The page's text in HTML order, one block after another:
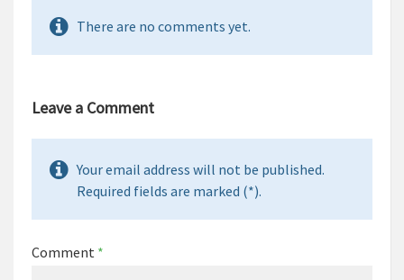
There are no comments yet.
Leave a Comment
Your email address will not be published.
Required fields are marked (*).
Comment *